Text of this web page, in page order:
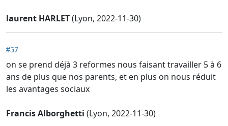
laurent HARLET(Lyon, 2022-11-30)
#57
on se prend déjà 3 reformes nous faisant travailler 5 à 6
ans de plus que nos parents, et en plus on nous réduit
les avantages sociaux
Francis Alborghetti (Lyon, 2022-11-30)